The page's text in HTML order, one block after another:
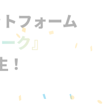
フォーム
ク』
！